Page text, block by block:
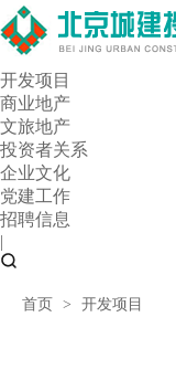
开发项目
商业地产
文旅地产
投资者关系
企业文化
党建工作
招聘信息
|
首页 > 开发项目